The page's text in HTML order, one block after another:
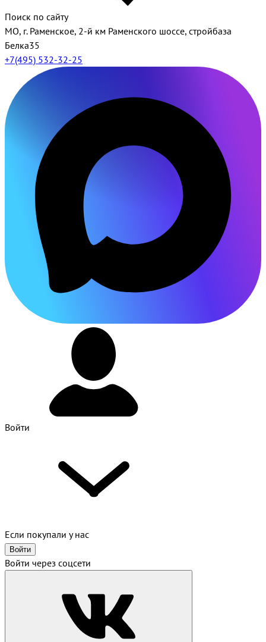
Поиск по сайту
МО, г. Раменское, 2-й км Раменского шоссе, стройбаза
Белка35
+7(495) 532-32-25
Войти
Если покупали у нас
Войти
Войти через соцсети